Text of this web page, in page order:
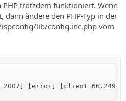
trotzdem funktioniert. Wenn
dann ändere den PHP-Typ in der
lib/config.inc.php vom
2007] [error] [client